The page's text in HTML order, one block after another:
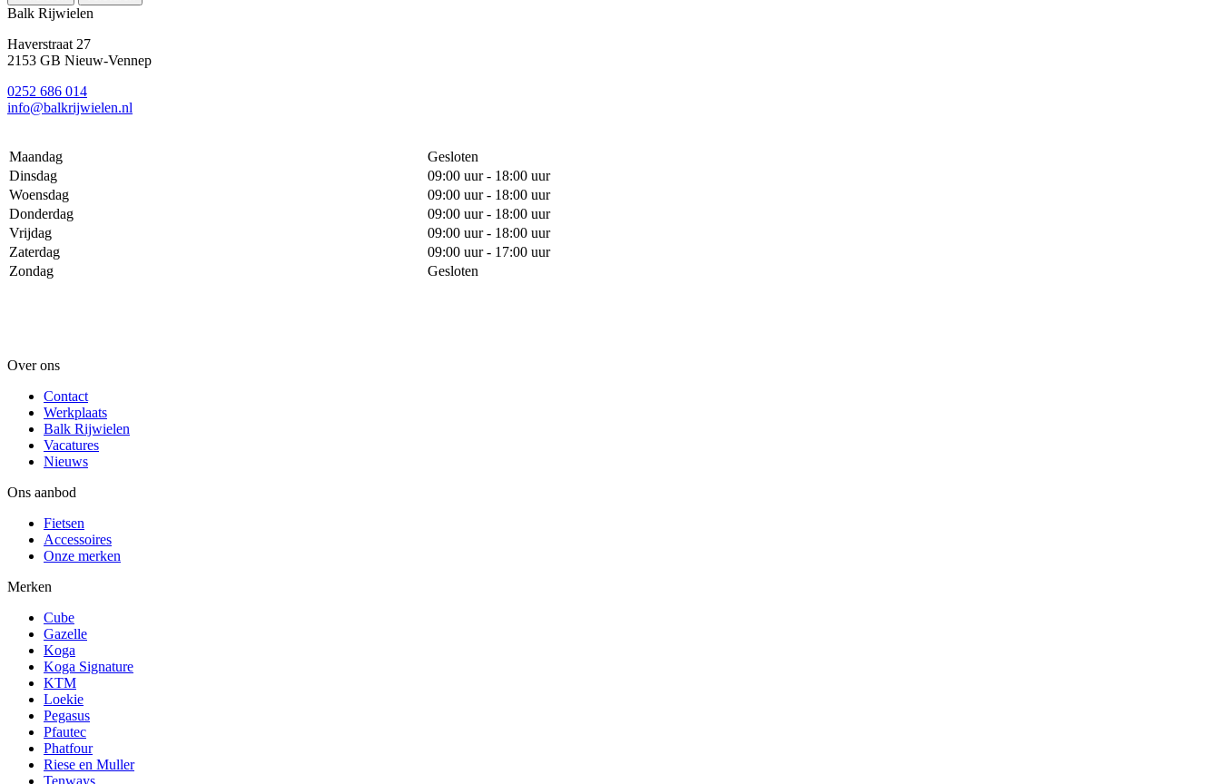
Balk Rijwielen
Haverstraat 27
2153 GB Nieuw-Vennep
0252 686 014
info@balkrijwielen.nl
Maandag
Gesloten
Dinsdag
09:00 uur - 18:00 uur
Woensdag
09:00 uur - 18:00 uur
Donderdag
09:00 uur - 18:00 uur
Vrijdag
09:00 uur - 18:00 uur
Zaterdag
09:00 uur - 17:00 uur
Zondag
Gesloten
Over ons
Contact
Werkplaats
Balk Rijwielen
Vacatures
Nieuws
Ons aanbod
Fietsen
Accessoires
Onze merken
Merken
Cube
Gazelle
Koga
Koga Signature
KTM
Loekie
Pegasus
Pfautec
Phatfour
Riese en Muller
Tenways